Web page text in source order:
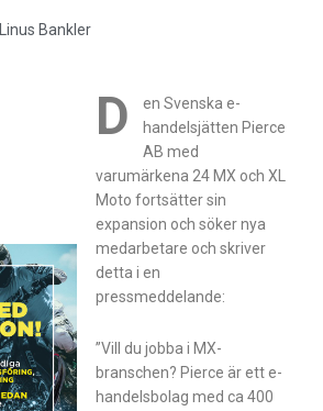
Linus Bankler
D
en Svenska e-
handelsjätten Pierce
AB med
varumärkena 24 MX och XL
Moto fortsätter sin
expansion och söker nya
medarbetare och skriver
detta i en
pressmeddelande:
”Vill du jobba i MX-
branschen? Pierce är ett e-
handelsbolag med ca 400